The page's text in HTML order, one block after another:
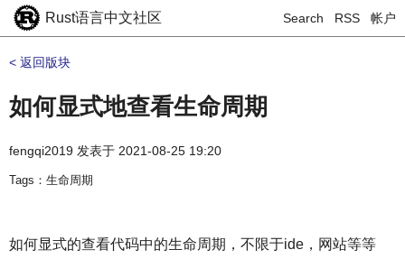
Rust语言中文社区 Search RSS 帐户
< 返回版块
如何显式地查看生命周期
fengqi2019 发表于 2021-08-25 19:20
Tags：生命周期
如何显式的查看代码中的生命周期，不限于ide，网站等等